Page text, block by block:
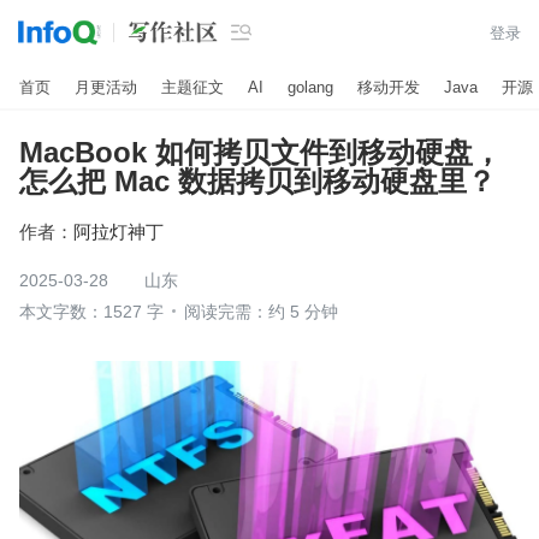
 登录
首页 月更活动 主题征文 AI golang 移动开发 Java 开源
MacBook 如何拷贝文件到移动硬盘，
怎么把 Mac 数据拷贝到移动硬盘里？
作者： 阿拉灯神丁
2025-03-28
山东
本文字数：1527 字
阅读完需：约 5 分钟